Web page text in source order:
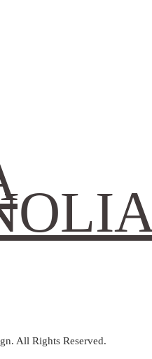
All Rights Reserved.